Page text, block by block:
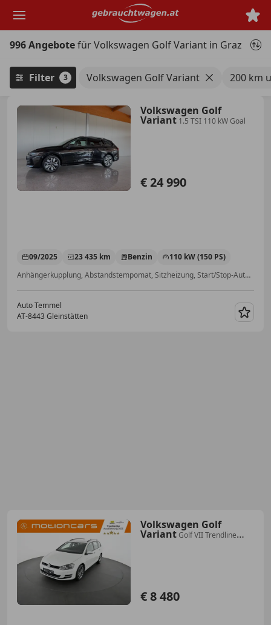
Hauptinhalt
996 Angebotefür Volkswagen Golf Variant in Graz
Filter 3 Volkswagen Golf Variant 200 km
Volkswagen Golf
Variant 1.5 TSI 110 kW Goal
€ 24 990
09/2025 23 435 km Benzin
110 kW (150 PS)
Anhängerkupplung, Abstandstempomat, Sitzheizung, Start/Stop-Automatik, Ambientebeleuchtung, Notrufsystem, Schlüssellose Zentralverriegelung, Navigationssystem
Auto Temmel
AT-8443 Gleinstätten
Volkswagen Golf
VariantGolf VII Trendline
€ 8 480